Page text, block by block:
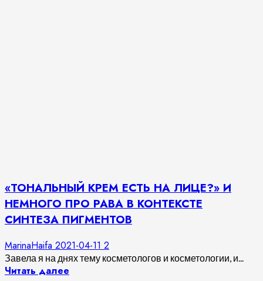
«ТОНАЛЬНЫЙ КРЕМ ЕСТЬ НА ЛИЦЕ?» И
НЕМНОГО ПРО PABA В КОНТЕКСТЕ
СИНТЕЗА ПИГМЕНТОВ
MarinaHaifa 2021-04-11 2
Завела я на днях тему косметологов и косметологии, и...
Читать далее